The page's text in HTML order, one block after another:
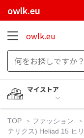
owlk.eu
owlk.eu
マイストア
TOP ファッション
テリクス) Heliad 15 ヒ